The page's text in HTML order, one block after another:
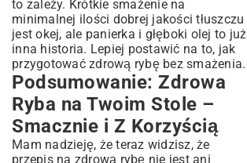
to zależy. Krótkie smażenie na
minimalnej ilości dobrej jakości tłuszczu
jest okej, ale panierka i głęboki olej to już
inna historia. Lepiej postawić na to, jak
przygotować zdrową rybę bez smażenia.
Podsumowanie: Zdrowa
Ryba na Twoim Stole –
Smacznie i Z Korzyścią
Mam nadzieję, że teraz widzisz, że
przepis na zdrową rybę nie jest ani